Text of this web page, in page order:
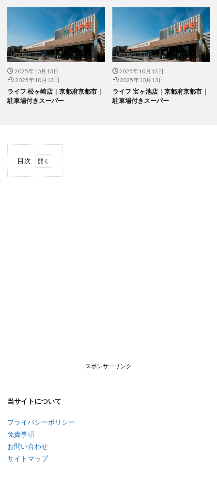
2025年10月13日
2025年10月13日
ライフ 松ヶ崎店｜京都府京都市｜
駐車場付きスーパー
2025年10月13日
2025年10月13日
ライフ 宝ヶ池店｜京都府京都市｜
駐車場付きスーパー
目次
スポンサーリンク
当サイトについて
プライバシーポリシー
免責事項
お問い合わせ
サイトマップ